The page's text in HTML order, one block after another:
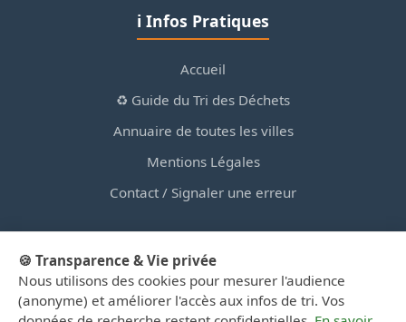
ℹ️ Infos Pratiques
Accueil
♻️ Guide du Tri des Déchets
Annuaire de toutes les villes
Mentions Légales
Contact / Signaler une erreur
© 2026 PortailDesDechetsEnRegionCentre.fr — Site
d'information privé, non affilié aux collectivités.
🍪 Transparence & Vie privée
Nous utilisons des cookies pour mesurer l'audience
(anonyme) et améliorer l'accès aux infos de tri. Vos